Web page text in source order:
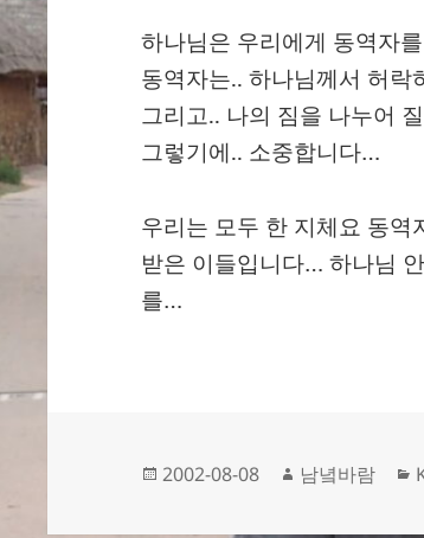
하나님은 우리에게 동역자
동역자는.. 하나님께서 허락
그리고.. 나의 짐을 나누어
그렇기에.. 소중합니다…
우리는 모두 한 지체요 동
받은 이들입니다… 하나님
를…
작
일
2002-08-08
글
이
남녘바람